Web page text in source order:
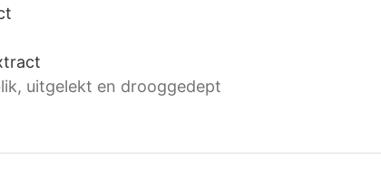
uitgelekt en drooggedept